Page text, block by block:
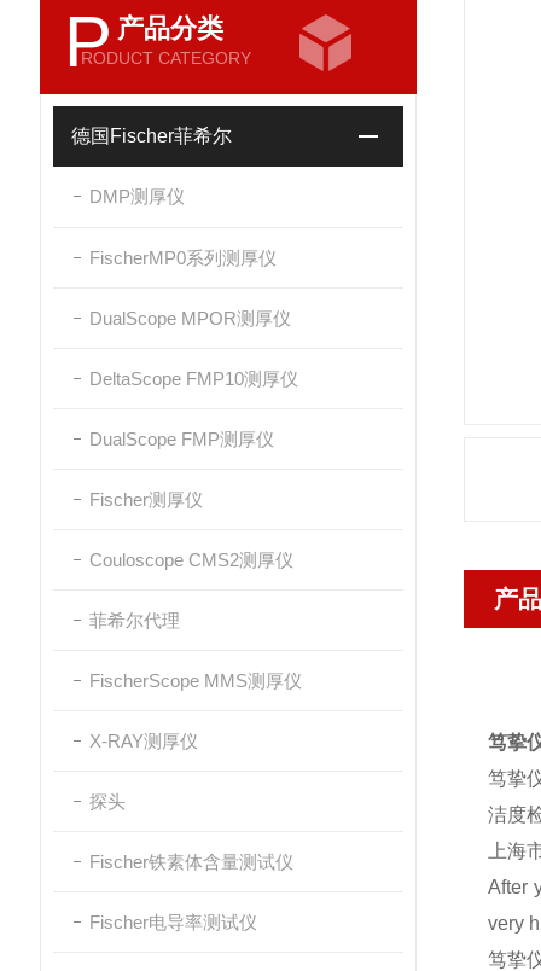
P 产品分类
RODUCT CATEGORY
德国Fischer菲希尔
DMP测厚仪
FischerMP0系列测厚仪
DualScope MPOR测厚仪
DeltaScope FMP10测厚仪
DualScope FMP测厚仪
Fischer测厚仪
Couloscope CMS2测厚仪
菲希尔代理
FischerScope MMS测厚仪
X-RAY测厚仪
探头
Fischer铁素体含量测试仪
Fischer电导率测试仪
产
笃挚
笃挚
洁度
上海
After
very
笃挚